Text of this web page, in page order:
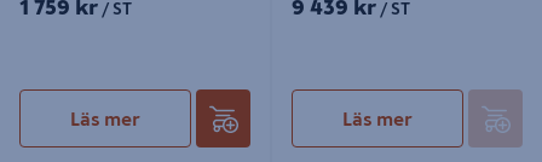
1 759 kr / ST
Läs mer
9 439 kr / ST
Läs mer